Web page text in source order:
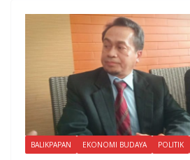
BALIKPAPAN EKONOMI BUDAYA POLITIK